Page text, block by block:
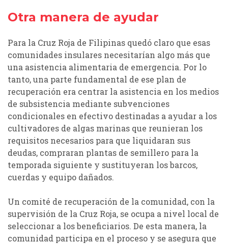
Otra manera de ayudar
Para la Cruz Roja de Filipinas quedó claro que esas
comunidades insulares necesitarían algo más que
una asistencia alimentaria de emergencia. Por lo
tanto, una parte fundamental de ese plan de
recuperación era centrar la asistencia en los medios
de subsistencia mediante subvenciones
condicionales en efectivo destinadas a ayudar a los
cultivadores de algas marinas que reunieran los
requisitos necesarios para que liquidaran sus
deudas, compraran plantas de semillero para la
temporada siguiente y sustituyeran los barcos,
cuerdas y equipo dañados.
Un comité de recuperación de la comunidad, con la
supervisión de la Cruz Roja, se ocupa a nivel local de
seleccionar a los beneficiarios. De esta manera, la
comunidad participa en el proceso y se asegura que